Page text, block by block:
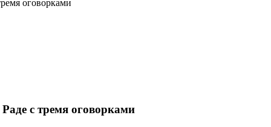
оговорками
с тремя оговорками